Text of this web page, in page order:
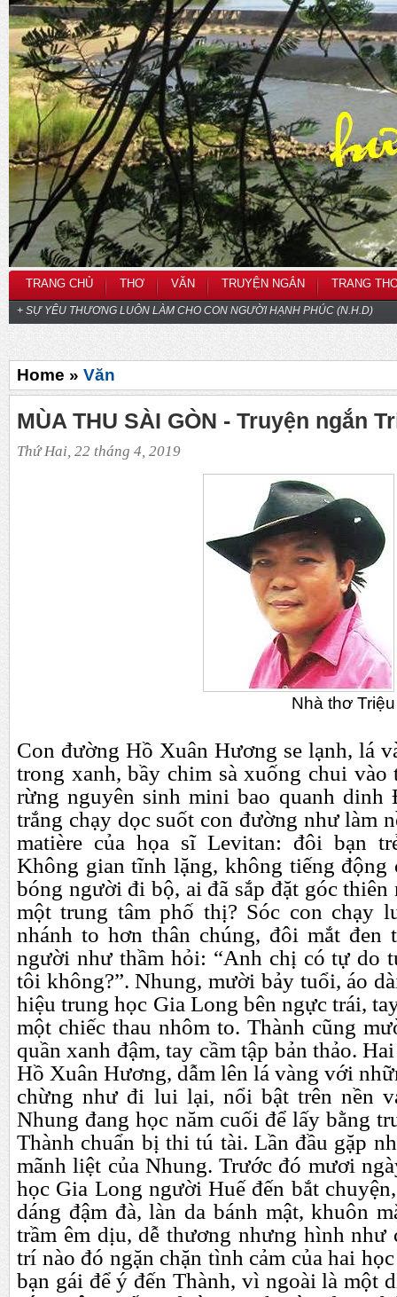
TRANG CHỦ THƠ VĂN TRUYỆN NGẮN TRANG
+ SỰ YÊU THƯƠNG LUÔN LÀM CHO CON NGƯỜI HẠNH PHÚC (N.H.D)
Home » Văn
MÙA THU SÀI GÒN - Truyện ngắn
Thứ Hai, 22 tháng 4, 2019
Nhà thơ Triệu Từ
Con đường Hồ Xuân Hương se lạnh, lá
trong xanh, bầy chim sà xuống chui vào
rừng nguyên sinh mini bao quanh dinh
trắng chạy dọc suốt con đường như làm
matière của họa sĩ Levitan: đôi bạn
Không gian tĩnh lặng, không tiếng động
bóng người đi bộ, ai đã sắp đặt góc thiên
một trung tâm phố thị? Sóc con chạy
nhánh to hơn thân chúng, đôi mắt đen
người như thầm hỏi: “Anh chị có tự do
tôi không?”. Nhung, mười bảy tuổi, áo
hiệu trung học Gia Long bên ngực trái,
một chiếc thau nhôm to. Thành cũng
quần xanh đậm, tay cầm tập bản thảo.
Hồ Xuân Hương, dẫm lên lá vàng với
chừng như đi lui lại, nổi bật trên nền
Nhung đang học năm cuối để lấy bằng
Thành chuẩn bị thi tú tài. Lần đầu gặp
mãnh liệt của Nhung. Trước đó mươi
học Gia Long người Huế đến bắt
dáng đậm đà, làn da bánh mật, khuôn
trầm êm dịu, dễ thương nhưng hình như
trí nào đó ngặn chặn tình cảm của hai
bạn gái để ý đến Thành, vì ngoài là một